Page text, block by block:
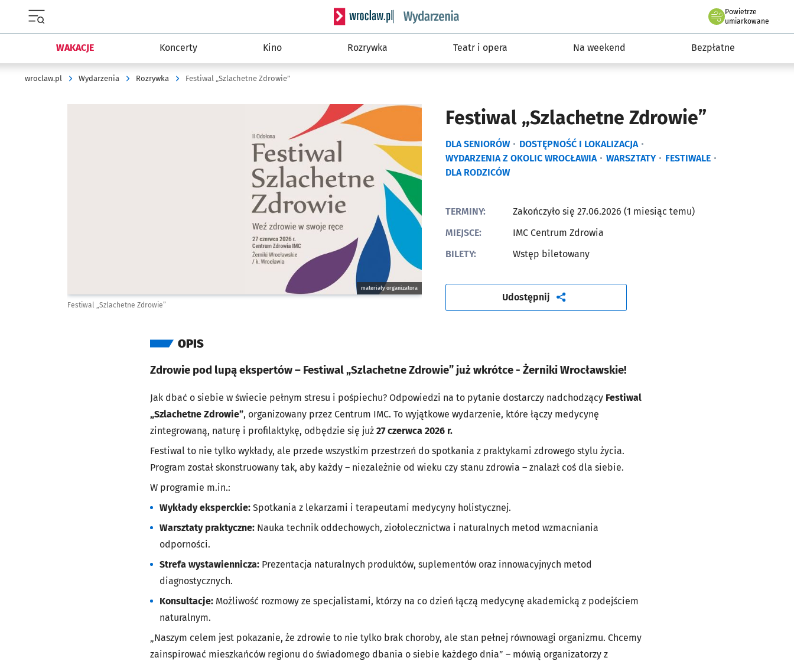
Serwis informacyjny wroclaw.pl podserwis: Wydarzenia
Powietrze
we Wrocławiu
umiarkowane
WAKACJE Koncerty Kino Rozrywka Teatr i opera Na weekend Bezpłatne
wroclaw.pl Wydarzenia Rozrywka Festiwal „Szlachetne Zdrowie”
Festiwal „Szlachetne Zdrowie”
DLA SENIORÓW
DOSTĘPNOŚĆ I LOKALIZACJA
WYDARZENIA Z OKOLIC WROCŁAWIA
WARSZTATY
FESTIWALE
DLA RODZICÓW
materiały organizatora
Festiwal „Szlachetne Zdrowie”
TERMINY:
Zakończyło się 27.06.2026 (1 miesiąc temu)
MIEJSCE:
IMC Centrum Zdrowia
BILETY:
Wstęp biletowany
Udostępnijartykuł
OPIS
Zdrowie pod lupą ekspertów – Festiwal „Szlachetne Zdrowie” już wkrótce - Żerniki Wrocławskie!
Jak dbać o siebie w świecie pełnym stresu i pośpiechu? Odpowiedzi na to pytanie dostarczy nadchodzący Festiwal
„Szlachetne Zdrowie”, organizowany przez Centrum IMC. To wyjątkowe wydarzenie, które łączy medycynę
zintegrowaną, naturę i profilaktykę, odbędzie się już 27 czerwca 2026 r.
Festiwal to nie tylko wykłady, ale przede wszystkim przestrzeń do spotkania z praktykami zdrowego stylu życia.
Program został skonstruowany tak, aby każdy – niezależnie od wieku czy stanu zdrowia – znalazł coś dla siebie.
W programie m.in.:
Wykłady eksperckie: Spotkania z lekarzami i terapeutami medycyny holistycznej.
Warsztaty praktyczne: Nauka technik oddechowych, ziołolecznictwa i naturalnych metod wzmacniania
odporności.
Strefa wystawiennicza: Prezentacja naturalnych produktów, suplementów oraz innowacyjnych metod
diagnostycznych.
Konsultacje: Możliwość rozmowy ze specjalistami, którzy na co dzień łączą medycynę akademicką z podejściem
naturalnym.
„Naszym celem jest pokazanie, że zdrowie to nie tylko brak choroby, ale stan pełnej równowagi organizmu. Chcemy
zainspirować mieszkańców regionu do świadomego dbania o siebie każdego dnia” – mówią organizatorzy z